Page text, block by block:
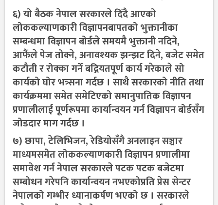
६) यो बैठक नेपाल सरकारले दिँदै आएको
लोककल्याणकारी विज्ञापनबापतको भुक्तानीका
सम्बन्धमा विज्ञापन बोर्डले समयमै भुक्तानी नदिने,
आफैंले पेज तोक्ने, अनावश्यक झन्झट दिने, बजेट समेत
कटौती र रोक्का गर्ने बद्नियतपूर्ण कार्य गरेकाले सो
कार्यको घोर भत्र्सना गर्दछ । साथै सरकारको नीति तथा
कार्यक्रममा समेत समेटिएको समानुपातिक विज्ञापन
प्रणालीलाई पूर्णरूपमा कार्यान्वयन गर्न विज्ञापन बोर्डसँग
जोडदार माग गर्दछ ।
७) छापा, टेलिभिजन, रेडियोसँगै अनलाइन सञ्चार
माध्यमसमेत लोककल्याणकारी विज्ञापन प्रणालीमा
समावेश गर्न नेपाल सरकारले पटक पटक बजेटमा
सम्बोधन गरेपनि कार्यान्वयन नभएकोप्रति प्रेस सेन्टर
नेपालको गम्भीर ध्यानाकर्षण भएको छ । सरकारले